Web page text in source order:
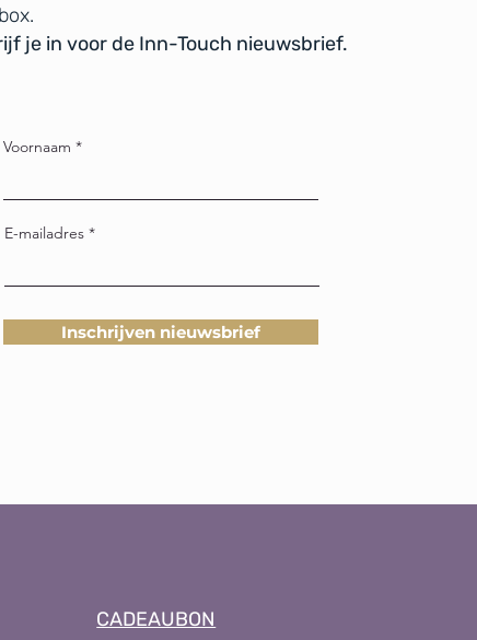
je in voor de Inn-Touch nieuwsbrief.
Voornaam
E-mailadres
Inschrijven nieuwsbrief
CADEAUBON